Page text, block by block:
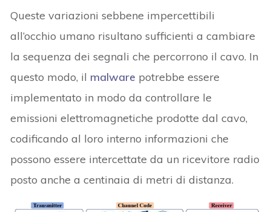
Queste variazioni sebbene impercettibili
all’occhio umano risultano sufficienti a cambiare
la sequenza dei segnali che percorrono il cavo. In
questo modo, il malware potrebbe essere
implementato in modo da controllare le
emissioni elettromagnetiche prodotte dal cavo,
codificando al loro interno informazioni che
possono essere intercettate da un ricevitore radio
posto anche a centinaia di metri di distanza.